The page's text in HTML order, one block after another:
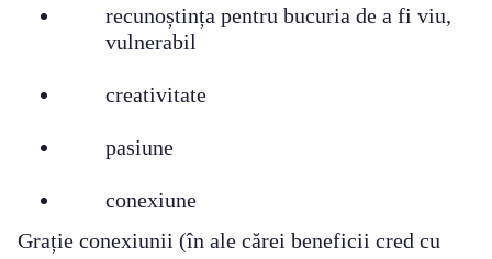
recunoștința pentru bucuria de a fi viu,
vulnerabil
creativitate
pasiune
conexiune
Grație conexiunii (în ale cărei beneficii cred cu